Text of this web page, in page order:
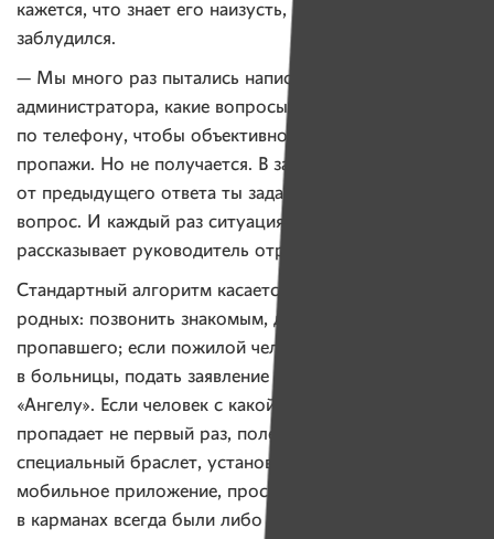
кажется, что знает его наизусть, но на этот раз
заблудился.
— Мы много раз пытались написать методичку для
администратора, какие вопросы задавать
по телефону, чтобы объективно понять картину
пропажи. Но не получается. В зависимости
от предыдущего ответа ты задаешь следующий
вопрос. И каждый раз ситуация уникальная, —
рассказывает руководитель отряда.
Стандартный алгоритм касается только действий
родных: позвонить знакомым, друзьям и коллегам
пропавшего; если пожилой человек — позвонить
в больницы, подать заявление в милицию и звонить
«Ангелу». Если человек с какой-то болезнью
пропадает не первый раз, полезно купить для него
специальный браслет, установить на телефон
мобильное приложение, проследить, чтобы у него
в карманах всегда были либо записка с его данными,